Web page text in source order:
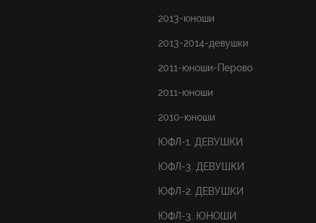
2013-юноши
2013-2014-девушки
2011-юноши-Перово
2011-юноши
2010-юноши
ЮФЛ-1. ДЕВУШКИ
ЮФЛ-3. ДЕВУШКИ
ЮФЛ-2. ДЕВУШКИ
ЮФЛ-3. ЮНОШИ